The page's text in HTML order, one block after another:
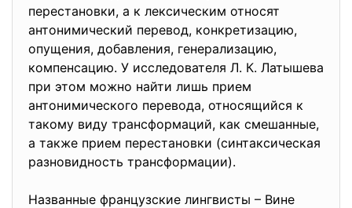
перестановки, а к лексическим относят
антонимический перевод, конкретизацию,
опущения, добавления, генерализацию,
компенсацию. У исследователя Л. К. Латышева
при этом можно найти лишь прием
антонимического перевода, относящийся к
такому виду трансформаций, как смешанные,
а также прием перестановки (синтаксическая
разновидность трансформации).
Названные французские лингвисты – Вине